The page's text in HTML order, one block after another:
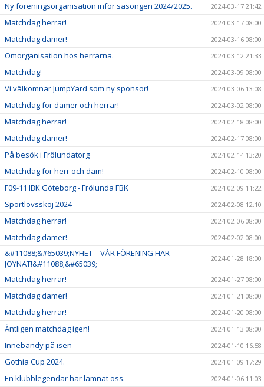
Ny föreningsorganisation inför säsongen 2024/2025. 2024-03-17 21:42
Matchdag herrar! 2024-03-17 08:00
Matchdag damer! 2024-03-16 08:00
Omorganisation hos herrarna. 2024-03-12 21:33
Matchdag! 2024-03-09 08:00
Vi välkomnar JumpYard som ny sponsor! 2024-03-06 13:08
Matchdag för damer och herrar! 2024-03-02 08:00
Matchdag herrar! 2024-02-18 08:00
Matchdag damer! 2024-02-17 08:00
På besök i Frölundatorg 2024-02-14 13:20
Matchdag för herr och dam! 2024-02-10 08:00
F09-11 IBK Göteborg - Frölunda FBK 2024-02-09 11:22
Sportlovssköj 2024 2024-02-08 12:10
Matchdag herrar! 2024-02-06 08:00
Matchdag damer! 2024-02-02 08:00
&#11088;&#65039;NYHET – VÅR FÖRENING HAR
JOYNAT!&#11088;&#65039;
2024-01-28 18:00
Matchdag herrar! 2024-01-27 08:00
Matchdag damer! 2024-01-21 08:00
Matchdag herrar! 2024-01-20 08:00
Äntligen matchdag igen! 2024-01-13 08:00
Innebandy på isen 2024-01-10 16:58
Gothia Cup 2024. 2024-01-09 17:29
En klubblegendar har lämnat oss. 2024-01-06 11:03